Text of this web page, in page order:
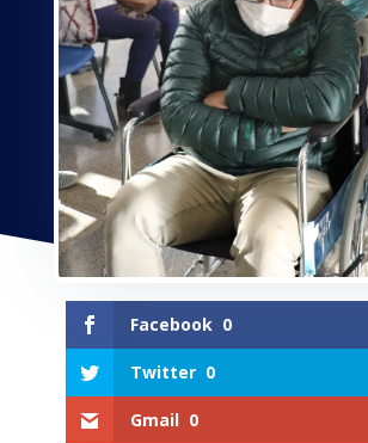
Facebook 0
Twitter 0
Gmail 0